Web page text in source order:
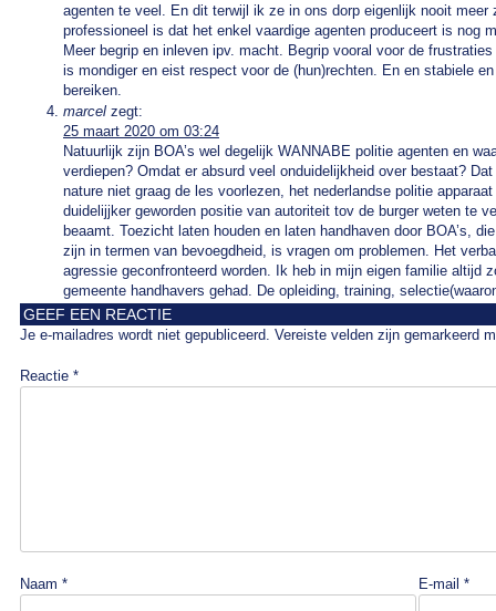
agenten te veel. En dit terwijl ik ze in ons dorp eigenlijk nooit
professioneel is dat het enkel vaardige agenten produceert is nog
Meer begrip en inleven ipv. macht. Begrip vooral voor de
is mondiger en eist respect voor de (hun)rechten. En en stabiele
bereiken.
marcel zegt:
25 maart 2020 om 03:24
Natuurlijk zijn BOA’s wel degelijk WANNABE politie agenten en
verdiepen? Omdat er absurd veel onduidelijkheid over bestaat?
nature niet graag de les voorlezen, het nederlandse politie
duidelijjker geworden positie van autoriteit tov de burger weten te
beaamt. Toezicht laten houden en laten handhaven door BOA’s,
zijn in termen van bevoegdheid, is vragen om problemen. Het
agressie geconfronteerd worden. Ik heb in mijn eigen familie altijd
gemeente handhavers gehad. De opleiding, training,
GEEF EEN REACTIE
Je e-mailadres wordt niet gepubliceerd. Vereiste velden zijn gemarkeerd
Reactie *
Naam * E-mail *